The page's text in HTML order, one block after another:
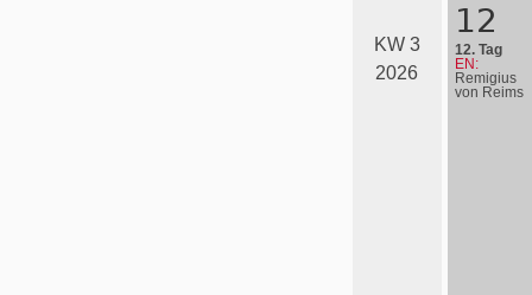
KW 3
2026
12
12. Tag
EN:
Remigius
von Reims